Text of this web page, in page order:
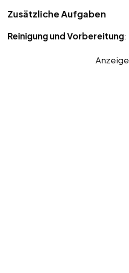
Zusätzliche Aufgaben
Reinigung und Vorbereitung:
Anzeige